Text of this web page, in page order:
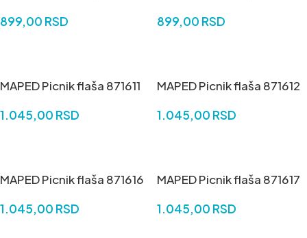
899,00 RSD
899,00 RSD
MAPED Picnik flaša 871611
1.045,00 RSD
MAPED Picnik flaša 871612
1.045,00 RSD
MAPED Picnik flaša 871616
1.045,00 RSD
MAPED Picnik flaša 871617
1.045,00 RSD